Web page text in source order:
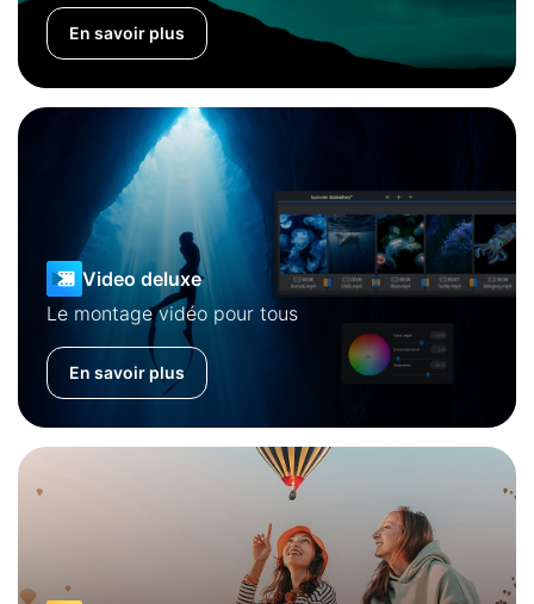
En savoir plus
Video deluxe
Le montage vidéo pour tous
En savoir plus